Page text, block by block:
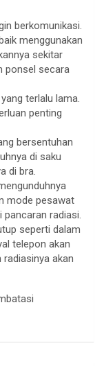
berkomunikasi.
menggunakan
sekitar
ponsel secara
terlalu lama.
penting
bersentuhan
di saku
di bra.
mode pesawat
radiasi.
seperti dalam
telepon akan
akan